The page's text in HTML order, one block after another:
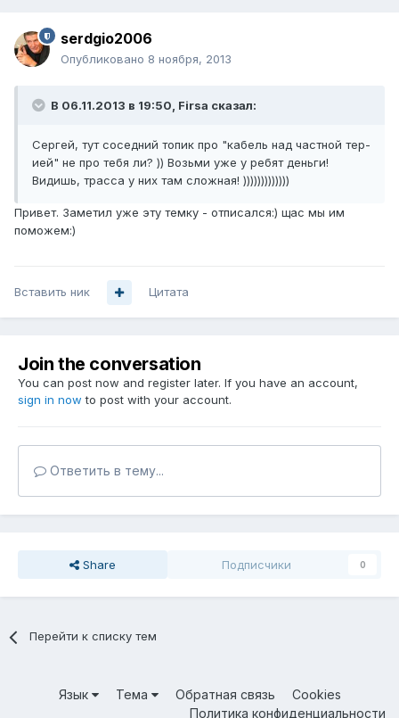
serdgio2006
Опубликовано 8 ноября, 2013
В 06.11.2013 в 19:50, Firsa сказал:
Сергей, тут соседний топик про "кабель над частной тер-
ией" не про тебя ли? )) Возьми уже у ребят деньги!
Видишь, трасса у них там сложная! )))))))))))))
Привет. Заметил уже эту темку - отписался:) щас мы им
поможем:)
Вставить ник Цитата
Join the conversation
You can post now and register later. If you have an account,
sign in now to post with your account.
Ответить в тему...
Share Подписчики 0
Перейти к списку тем
Язык Тема Обратная связь
Cookies
Политика конфиденциальности